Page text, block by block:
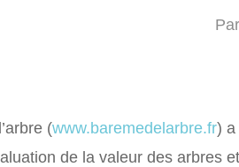
Par
(www.baremedelarbre.fr) a
de la valeur des arbres